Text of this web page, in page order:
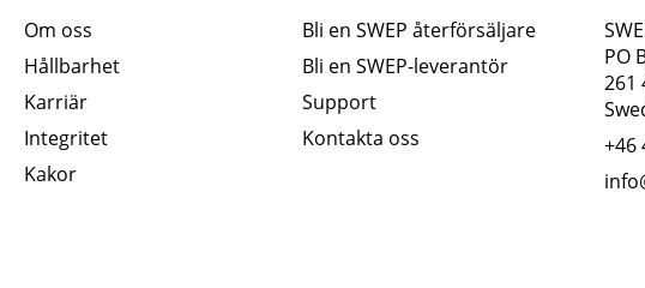
Om oss
Hållbarhet
Karriär
Integritet
Kakor
Bli en SWEP återförsäljare
Bli en SWEP-leverantör
Support
Kontakta oss
PO
261
+46